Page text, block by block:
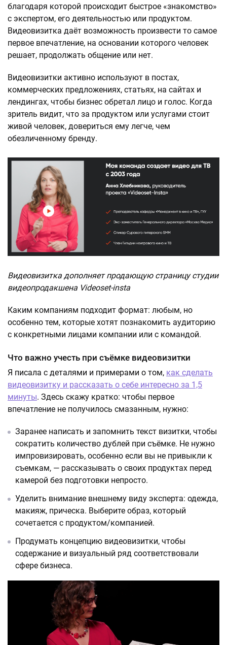
благодаря которой происходит быстрое «знакомство»
с экспертом, его деятельностью или продуктом.
Видеовизитка даёт возможность произвести то самое
первое впечатление, на основании которого человек
решает, продолжать общение или нет.
Видеовизитки активно используют в постах,
коммерческих предложениях, статьях, на сайтах и
лендингах, чтобы бизнес обретал лицо и голос. Когда
зритель видит, что за продуктом или услугами стоит
живой человек, довериться ему легче, чем
обезличенному бренду.
Видеовизитка дополняет продающую страницу студии
видеопродакшена Videoset-insta
Каким компаниям подходит формат: любым, но
особенно тем, которые хотят познакомить аудиторию
с конкретными лицами компании или с командой.
Что важно учесть при съёмке видеовизитки
Я писала с деталями и примерами о том, как сделать
видеовизитку и рассказать о себе интересно за 1,5
минуты. Здесь скажу кратко: чтобы первое
впечатление не получилось смазанным, нужно:
Заранее написать и запомнить текст визитки, чтобы
сократить количество дублей при съёмке. Не нужно
импровизировать, особенно если вы не привыкли к
съемкам, — рассказывать о своих продуктах перед
камерой без подготовки непросто.
Уделить внимание внешнему виду эксперта: одежда,
макияж, прическа. Выберите образ, который
сочетается с продуктом/компанией.
Продумать концепцию видеовизитки, чтобы
содержание и визуальный ряд соответствовали
сфере бизнеса.